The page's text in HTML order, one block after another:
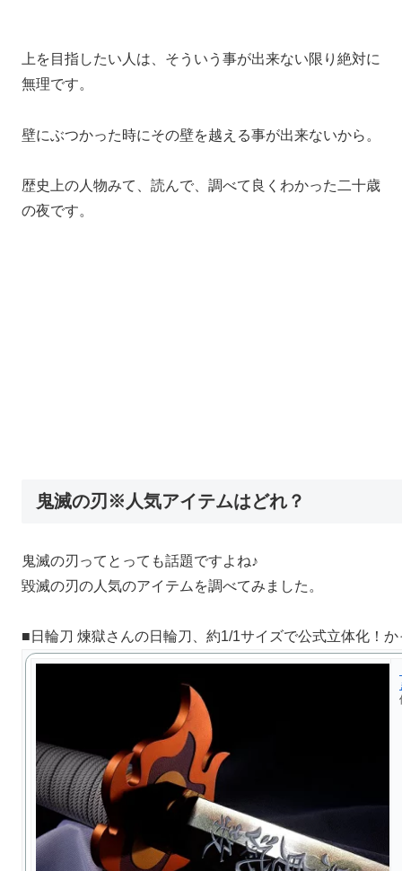
上を目指したい人は、そういう事が出来ない限り絶対に
無理です。
壁にぶつかった時にその壁を越える事が出来ないから。
歴史上の人物みて、読んで、調べて良くわかった二十歳
の夜です。
鬼滅の刃※人気アイテムはどれ？
鬼滅の刃ってとっても話題ですよね♪
毀滅の刃の人気のアイテムを調べてみました。
■日輪刀 煉獄さんの日輪刀、約1/1サイズで公式立体化！